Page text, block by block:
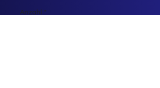
Anzahl *